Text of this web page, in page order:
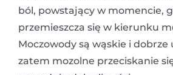
ból, powstający w momencie,
przemieszcza się w kierunku
Moczowody są wąskie i dobrze
zatem mozolne przeciskanie